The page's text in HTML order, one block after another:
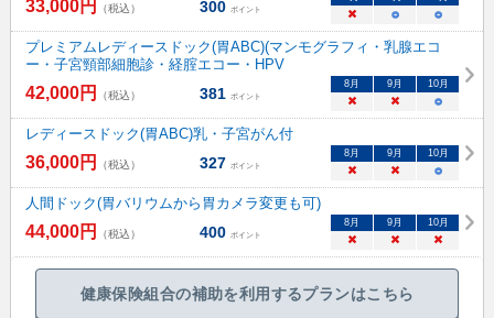
33,000円 （税込） 300 ポイント × ○ ○
プレミアムレディースドック(胃ABC)(マンモグラフィ・乳腺エコ
ー・子宮頸部細胞診・経腟エコー・HPV
42,000円 （税込） 381 ポイント
8 月 9 月 10月
× × ○
レディースドック(胃ABC)乳・子宮がん付
36,000円 （税込） 327 ポイント
8 月 9 月 10月
× × ○
人間ドック(胃バリウムから胃カメラ変更も可)
44,000円 （税込） 400 ポイント
8 月 9 月 10月
× × ×
健康保険組合の補助を利用するプランはこちら